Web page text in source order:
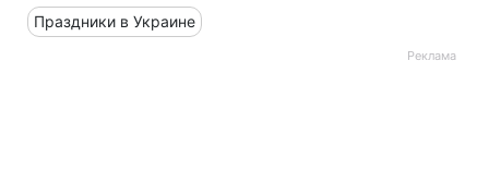
Праздники в Украине